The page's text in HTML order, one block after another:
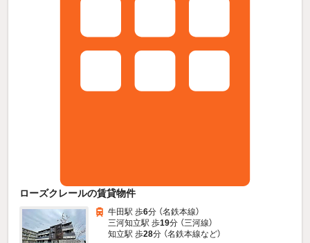
ローズクレールの賃貸物件
牛田駅 歩6分 （名鉄本線）
三河知立駅 歩19分 （三河線）
知立駅 歩28分 （名鉄本線など）